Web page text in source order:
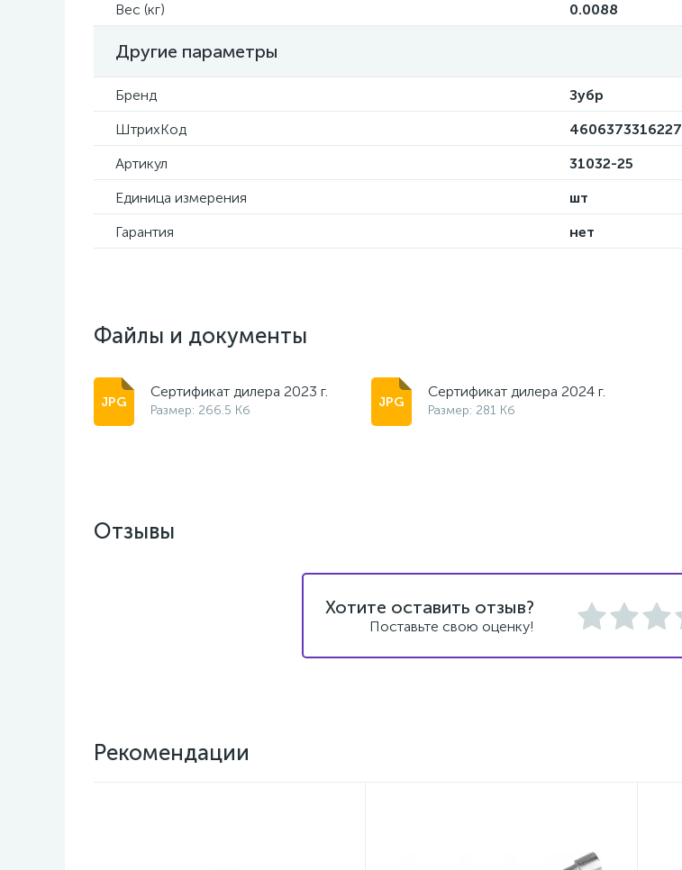
Вес (кг)
0.0088
Другие параметры
Бренд
Зубр
ШтрихКод
4606373316227
Артикул
31032-25
Единица измерения
шт
Гарантия
нет
Файлы и документы
Сертификат дилера 2023 г.
Размер: 266.5 Кб
Сертификат дилера 2024 г.
Размер: 281 Кб
Отзывы
Хотите оставить отзыв?
Поставьте свою оценку!
Рекомендации